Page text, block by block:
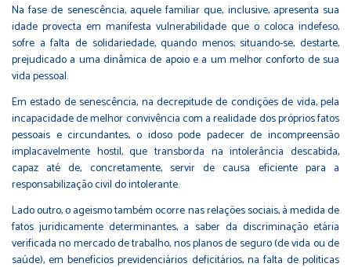
Na fase de senescência, aquele familiar que, inclusive, apresenta sua
idade provecta em manifesta vulnerabilidade que o coloca indefeso,
sofre a falta de solidariedade, quando menos; situando-se, destarte,
prejudicado a uma dinâmica de apoio e a um melhor conforto de sua
vida pessoal.
Em estado de senescência, na decrepitude de condições de vida, pela
incapacidade de melhor convivência com a realidade dos próprios fatos
pessoais e circundantes, o idoso pode padecer de incompreensão
implacavelmente hostil, que transborda na intolerância descabida,
capaz até de, concretamente, servir de causa eficiente para a
responsabilização civil do intolerante.
Lado outro, o ageismo também ocorre nas relações sociais, à medida de
fatos juridicamente determinantes, a saber da discriminação etária
verificada no mercado de trabalho, nos planos de seguro (de vida ou de
saúde), em benefícios previdenciários deficitários, na falta de politicas